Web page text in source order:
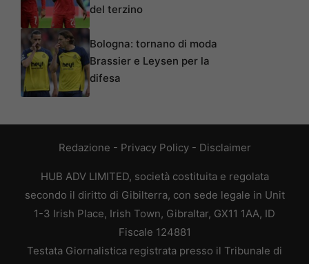
del terzino
Bologna: tornano di moda
Brassier e Leysen per la
difesa
Redazione - Privacy Policy- Disclaimer
HUB ADV LIMITED, società costituita e regolata
secondo il diritto di Gibilterra, con sede legale in Unit
1-3 Irish Place, Irish Town, Gibraltar, GX11 1AA, ID
Fiscale 124881
Testata Giornalistica registrata presso il Tribunale di